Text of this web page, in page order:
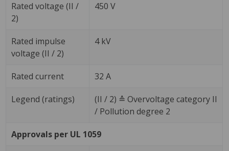
Rated voltage (II /
2)
450 V
Rated impulse
voltage (II / 2)
4 kV
Rated current 32 A
Legend (ratings)
(II / 2) ≙ Overvoltage category II
/ Pollution degree 2
Approvals per UL 1059